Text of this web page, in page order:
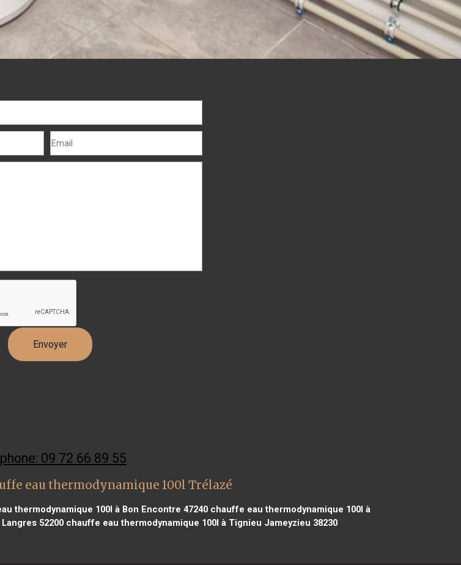
09 72 66 89 55
eau thermodynamique 100l Trélazé
thermodynamique 100l à Bon Encontre 47240 chauffe eau thermodynamique 100l à
52200chauffe eau thermodynamique 100l à Tignieu Jameyzieu 38230